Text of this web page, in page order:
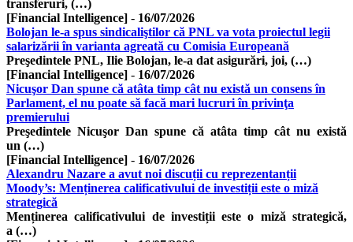
transferuri, (…)
[Financial Intelligence] - 16/07/2026
Bolojan le-a spus sindicaliştilor că PNL va vota proiectul legii
salarizării în varianta agreată cu Comisia Europeană
Preşedintele PNL, Ilie Bolojan, le-a dat asigurări, joi, (…)
[Financial Intelligence] - 16/07/2026
Nicuşor Dan spune că atâta timp cât nu există un consens în
Parlament, el nu poate să facă mari lucruri în privinţa
premierului
Preşedintele Nicuşor Dan spune că atâta timp cât nu există
un (…)
[Financial Intelligence] - 16/07/2026
Alexandru Nazare a avut noi discuții cu reprezentanții
Moody’s: Menținerea calificativului de investiții este o miză
strategică
Menținerea calificativului de investiții este o miză strategică,
a (…)